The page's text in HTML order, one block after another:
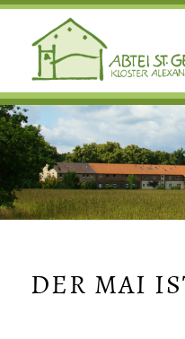
DER MAI